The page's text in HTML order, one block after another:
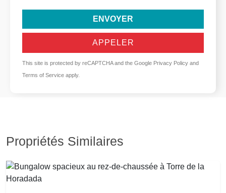
ENVOYER
APPELER
This site is protected by reCAPTCHA and the Google Privacy Policy and
Terms of Service apply.
Propriétés Similaires